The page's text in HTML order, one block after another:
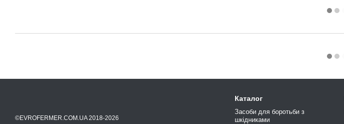
©EVROFERMER.COM.UA 2018-2026
Каталог
Засоби для боротьби з
шкідниками